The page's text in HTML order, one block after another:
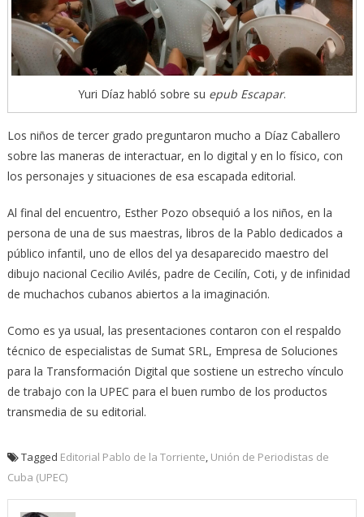
Yuri Díaz habló sobre su epub Escapar.
Los niños de tercer grado preguntaron mucho a Díaz Caballero
sobre las maneras de interactuar, en lo digital y en lo físico, con
los personajes y situaciones de esa escapada editorial.
Al final del encuentro, Esther Pozo obsequió a los niños, en la
persona de una de sus maestras, libros de la Pablo dedicados a
público infantil, uno de ellos del ya desaparecido maestro del
dibujo nacional Cecilio Avilés, padre de Cecilín, Coti, y de infinidad
de muchachos cubanos abiertos a la imaginación.
Como es ya usual, las presentaciones contaron con el respaldo
técnico de especialistas de Sumat SRL, Empresa de Soluciones
para la Transformación Digital que sostiene un estrecho vínculo
de trabajo con la UPEC para el buen rumbo de los productos
transmedia de su editorial.
Tagged Editorial Pablo de la Torriente, Unión de Periodistas de
Cuba (UPEC)